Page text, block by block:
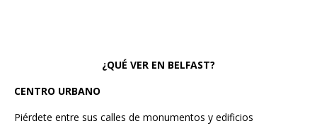
¿QUÉ VER EN BELFAST?
CENTRO URBANO
Piérdete entre sus calles de monumentos y edificios